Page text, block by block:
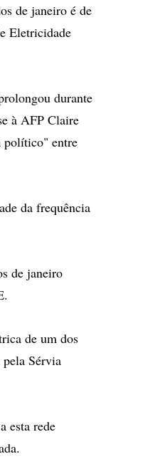
de janeiro é de
Eletricidade
durante
à AFP Claire
político" entre
da frequência
de janeiro
de um dos
Sérvia
esta rede